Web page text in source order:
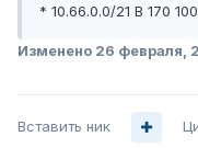
* 10.66.0.0/21 B 170
Изменено 26 февраля,
Вставить ник